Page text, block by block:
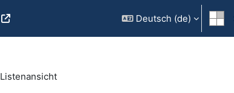
Deutsch ‎(de)‎
Listenansicht